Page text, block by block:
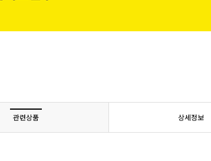
관련상품 상세정보